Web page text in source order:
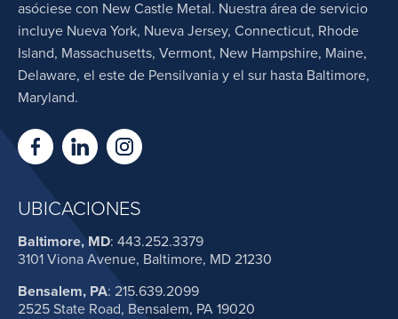
asóciese con New Castle Metal. Nuestra área de servicio
incluye Nueva York, Nueva Jersey, Connecticut, Rhode
Island, Massachusetts, Vermont, New Hampshire, Maine,
Delaware, el este de Pensilvania y el sur hasta Baltimore,
Maryland.
UBICACIONES
Baltimore, MD: 443.252.3379
3101 Viona Avenue, Baltimore, MD 21230
Bensalem, PA: 215.639.2099
2525 State Road, Bensalem, PA 19020